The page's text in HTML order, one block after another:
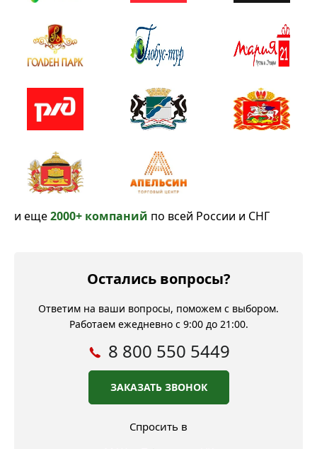
и еще2000+ компаний по всей России и СНГ
Остались вопросы?
Ответим на ваши вопросы, поможем с выбором.
Работаем ежедневно с 9:00 до 21:00.
8 800 550 5449
ЗАКАЗАТЬ ЗВОНОК
Спросить в